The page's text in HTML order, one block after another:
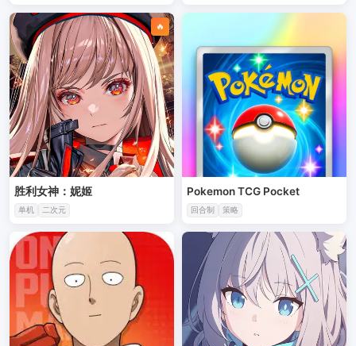
🔥
胜利女神：妮姬
单机 二次元
Pokemon TCG Pocket
回合制 策略